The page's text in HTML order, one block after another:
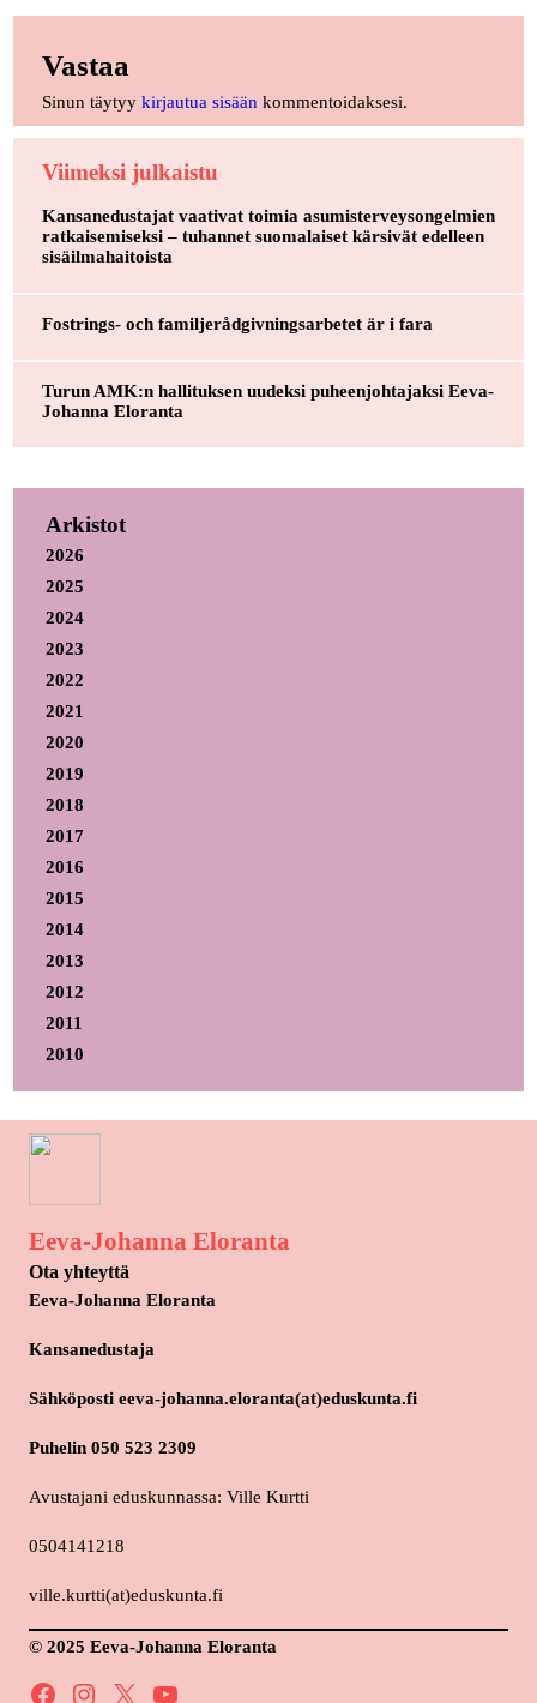
Vastaa
Sinun täytyy kirjautua sisään kommentoidaksesi.
Viimeksi julkaistu
Kansanedustajat vaativat toimia asumisterveysongelmien
ratkaisemiseksi – tuhannet suomalaiset kärsivät edelleen
sisäilmahaitoista
Fostrings- och familjerådgivningsarbetet är i fara
Turun AMK:n hallituksen uudeksi puheenjohtajaksi Eeva-
Johanna Eloranta
Arkistot
2026
2025
2024
2023
2022
2021
2020
2019
2018
2017
2016
2015
2014
2013
2012
2011
2010
Eeva-Johanna Eloranta
Ota yhteyttä
Eeva-Johanna Eloranta
Kansanedustaja
Sähköposti eeva-johanna.eloranta(at)eduskunta.fi
Puhelin 050 523 2309
Avustajani eduskunnassa: Ville Kurtti
0504141218
ville.kurtti(at)eduskunta.fi
© 2025 Eeva-Johanna Eloranta
Facebook Instagram X YouTube